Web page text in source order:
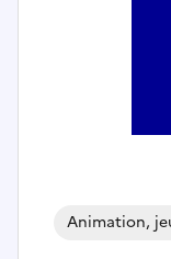
Animation,